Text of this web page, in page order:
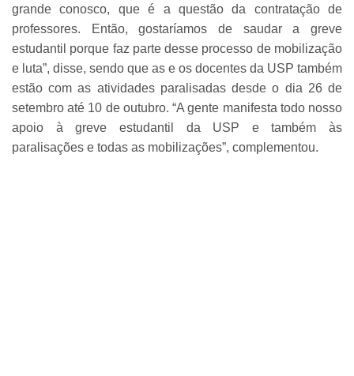
grande conosco, que é a questão da contratação de
professores. Então, gostaríamos de saudar a greve
estudantil porque faz parte desse processo de mobilização
e luta”, disse, sendo que as e os docentes da USP também
estão com as atividades paralisadas desde o dia 26 de
setembro até 10 de outubro. “A gente manifesta todo nosso
apoio à greve estudantil da USP e também às
paralisações e todas as mobilizações”, complementou.